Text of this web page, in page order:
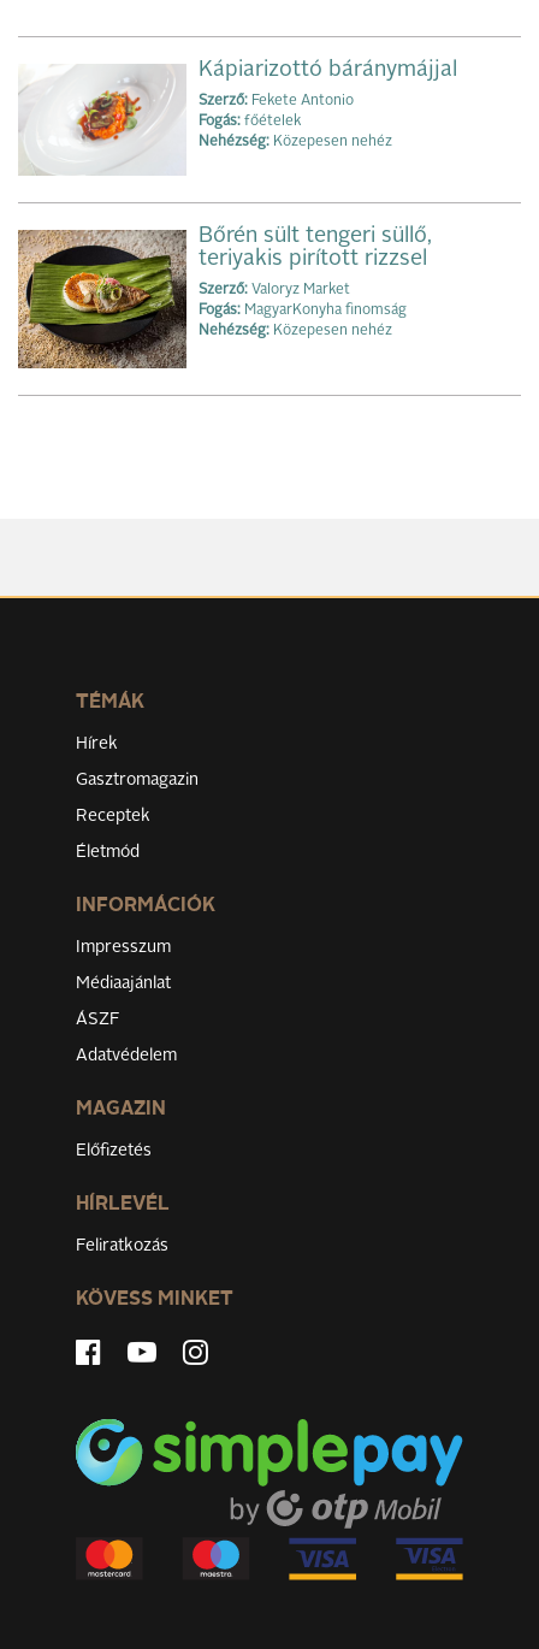
Kápiarizottó báránymájjal
Szerző: Fekete Antonio
Fogás: főételek
Nehézség: Közepesen nehéz
Bőrén sült tengeri süllő,
teriyakis pirított rizzsel
Szerző: Valoryz Market
Fogás: MagyarKonyha finomság
Nehézség: Közepesen nehéz
TÉMÁK
Hírek
Gasztromagazin
Receptek
Életmód
INFORMÁCIÓK
Impresszum
Médiaajánlat
ÁSZF
Adatvédelem
MAGAZIN
Előfizetés
HÍRLEVÉL
Feliratkozás
KÖVESS MINKET